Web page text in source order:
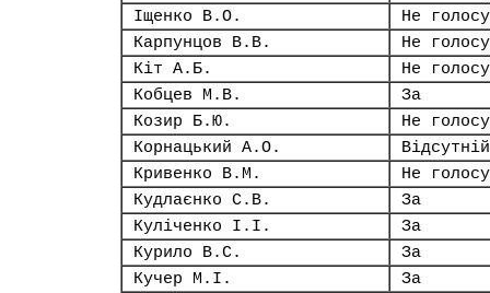
Іщенко В.О.
Не
Карпунцов В.В.
Не
Кіт А.Б.
Не
Кобцев М.В.
За
Козир Б.Ю.
Не
Корнацький А.О.
Відсутній
Кривенко В.М.
Не
Кудлаєнко С.В.
За
Куліченко І.І.
За
Курило В.С.
За
Кучер М.І.
За